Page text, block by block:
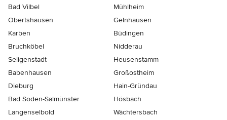
Bad Vilbel
Mühlheim
Obertshausen
Gelnhausen
Karben
Büdingen
Bruchköbel
Nidderau
Seligenstadt
Heusenstamm
Babenhausen
Großostheim
Dieburg
Hain-Gründau
Bad Soden-Salmünster
Hösbach
Langenselbold
Wächtersbach